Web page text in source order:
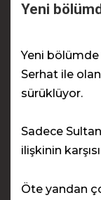
Yeni
Yeni bölümde
Serhat ile
sürüklüyor.
Sadece
ilişkinin
Öte yandan